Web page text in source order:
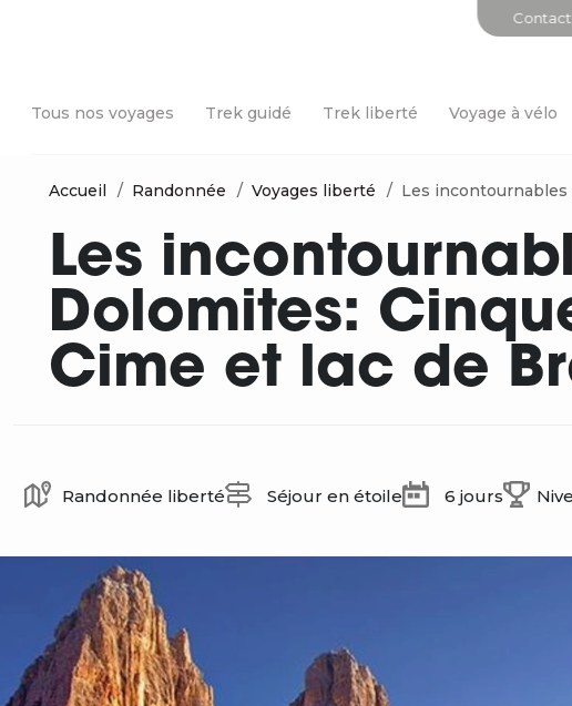
Tous nos voyages Trek guidé Trek liberté Voyage à vélo
Accueil Randonnée Voyages liberté Les incontournables
Les
Dolomites:
Cime et lac de
Randonnée liberté Séjour en étoile 6 jours